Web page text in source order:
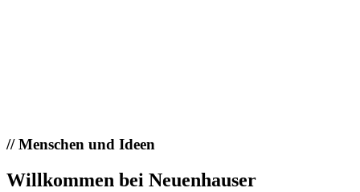
//Menschen und Ideen
Willkommen bei Neuenhauser